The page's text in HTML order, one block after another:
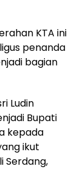
KTA ini
penanda
bagian
Ludin
Bupati
kepada
ikut
Serdang,